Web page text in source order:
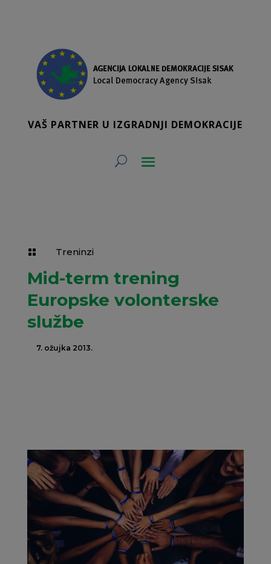
VAŠ PARTNER U IZGRADNJI DEMOKRACIJE
 Treninzi
Mid-term trening
Europske volonterske
službe
7. ožujka 2013.